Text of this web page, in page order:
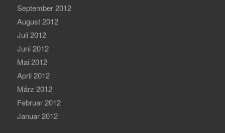
September 2012
August 2012
Juli 2012
Juni 2012
Mai 2012
April 2012
März 2012
Februar 2012
Januar 2012